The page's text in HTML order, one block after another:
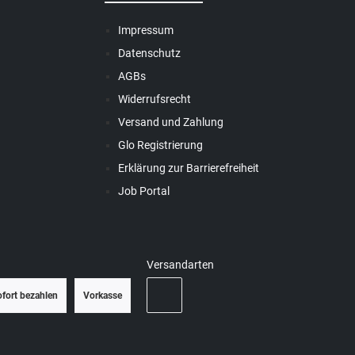
Impressum
Datenschutz
AGBs
Widerrufsrecht
Versand und Zahlung
Glo Registrierung
Erklärung zur Barrierefreiheit
Job Portal
bezahlen Vorkasse
Versandarten